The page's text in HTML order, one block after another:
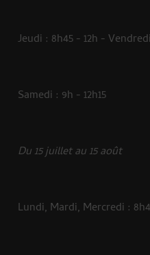
Jeudi : 8h45 - 12h -
Samedi : 9h - 12h15
Du 15 juillet au 15 août
Lundi, Mardi, Mercredi :